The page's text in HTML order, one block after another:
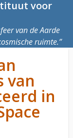
voor
van de Aarde
ruimte.
van
in